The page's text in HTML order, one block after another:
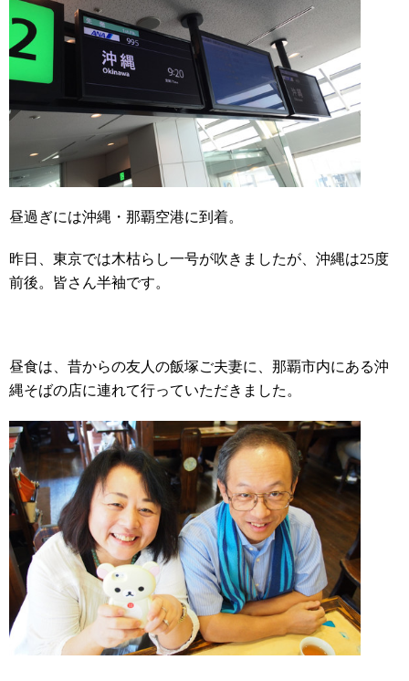
昼過ぎには沖縄・那覇空港に到着。
昨日、東京では木枯らし一号が吹きましたが、沖縄は25度
前後。皆さん半袖です。
昼食は、昔からの友人の飯塚ご夫妻に、那覇市内にある沖
縄そばの店に連れて行っていただきました。